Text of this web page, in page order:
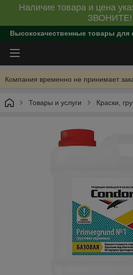
Наличие товара и цена
ЗВОНИТЕ!
Высококачественные товары для
Компания временно не принимает
Товары и услуги Краски,